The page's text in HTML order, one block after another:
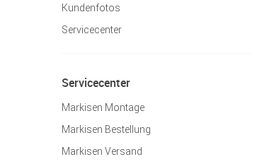
Kundenfotos
Servicecenter
Servicecenter
Markisen Montage
Markisen Bestellung
Markisen Versand